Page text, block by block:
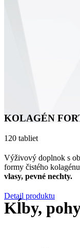
Kĺby,
KOLAGÉN
120 tabliet
Výživový doplnok s
formy čistého kolagénu
vlasy, pevné nechty.
Detail produktu